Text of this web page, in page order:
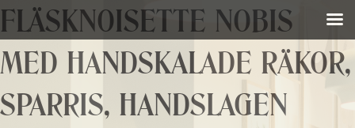
FLÄSKNOISETTE NOBIS
MED HANDSKALADE RÄKOR,
SPARRIS, HANDSLAGEN